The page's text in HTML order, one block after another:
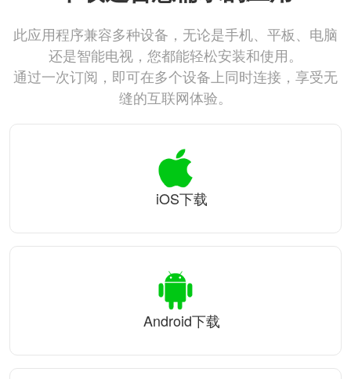
此应用程序兼容多种设备，无论是手机、平板、电脑
还是智能电视，您都能轻松安装和使用。
通过一次订阅，即可在多个设备上同时连接，享受无
缝的互联网体验。
iOS下载
Android下载